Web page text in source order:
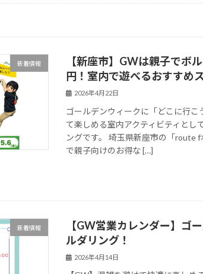
新着情報
【新座市】GWは親子でボ
円！室内で遊べるおすすめ
2026年4月22日
ゴールデンウィークに「どこに行
て楽しめる室内アクティビティとし
ングです。 埼玉県新座市の「route
で親子向けのお得な […]
新着情報
【GW営業カレンダー】ゴ
ルダリング！
2026年4月14日